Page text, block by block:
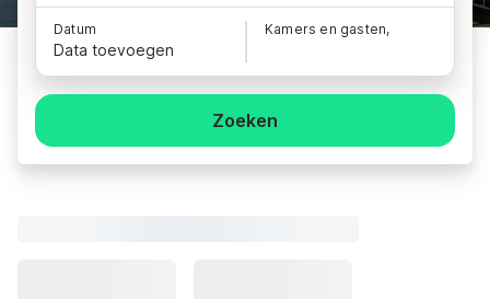
Datum
Data toevoegen
Kamers en gasten,
Zoeken